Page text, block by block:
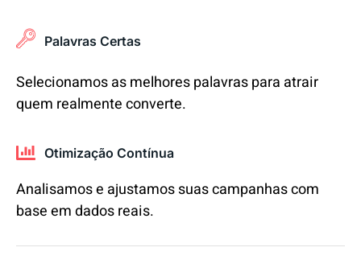
Palavras Certas
Selecionamos as melhores palavras para atrair
quem realmente converte.
Otimização Contínua
Analisamos e ajustamos suas campanhas com
base em dados reais.